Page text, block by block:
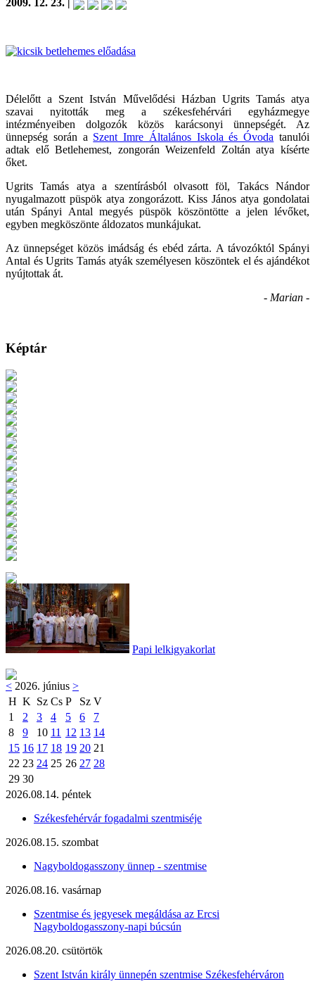
2009. 12. 23. |
Délelőtt a Szent István Művelődési Házban Ugrits Tamás atya
szavai nyitották meg a székesfehérvári egyházmegye
intézményeiben dolgozók közös karácsonyi ünnepségét. Az
ünnepség során a Szent Imre Általános Iskola és Óvoda tanulói
adtak elő Betlehemest, zongorán Weizenfeld Zoltán atya kísérte
őket.
Ugrits Tamás atya a szentírásból olvasott föl, Takács Nándor
nyugalmazott püspök atya zongorázott. Kiss János atya gondolatai
után Spányi Antal megyés püspök köszöntötte a jelen lévőket,
egyben megköszönte áldozatos munkájukat.
Az ünnepséget közös imádság és ebéd zárta. A távozóktól Spányi
Antal és Ugrits Tamás atyák személyesen köszöntek el és ajándékot
nyújtottak át.
- Marian -
Képtár
Papi lelkigyakorlat
< 2026. június >
H K Sz Cs P Sz V
1
2 3 4 5 6
7
8
9 10 11 12 13 14
15 16 17 18 19 20 21
22 23 24 25 26 27 28
29 30
2026.08.14. péntek
Székesfehérvár fogadalmi szentmiséje
2026.08.15. szombat
Nagyboldogasszony ünnep - szentmise
2026.08.16. vasárnap
Szentmise és jegyesek megáldása az Ercsi
Nagyboldogasszony-napi búcsún
2026.08.20. csütörtök
Szent István király ünnepén szentmise Székesfehérváron